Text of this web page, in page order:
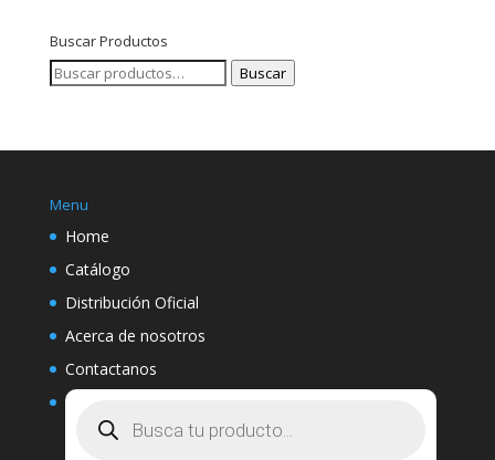
Buscar Productos
Buscar
Buscar
Menu
Home
Catálogo
Distribución Oficial
Acerca de nosotros
Contactanos